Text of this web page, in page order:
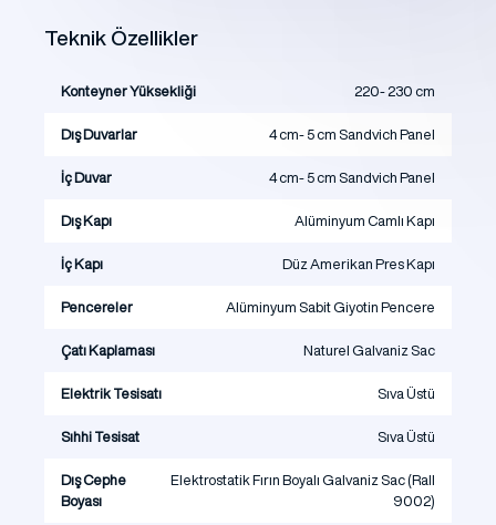
Teknik Özellikler
Konteyner Yüksekliği 220- 230 cm
Dış Duvarlar 4 cm- 5 cm Sandvich Panel
İç Duvar 4 cm- 5 cm Sandvich Panel
Dış Kapı Alüminyum Camlı Kapı
İç Kapı Düz Amerikan Pres Kapı
Pencereler Alüminyum Sabit Giyotin Pencere
Çatı Kaplaması Naturel Galvaniz Sac
Elektrik Tesisatı Sıva Üstü
Sıhhi Tesisat Sıva Üstü
Dış Cephe
Boyası
Elektrostatik Fırın Boyalı Galvaniz Sac (Rall
9002)